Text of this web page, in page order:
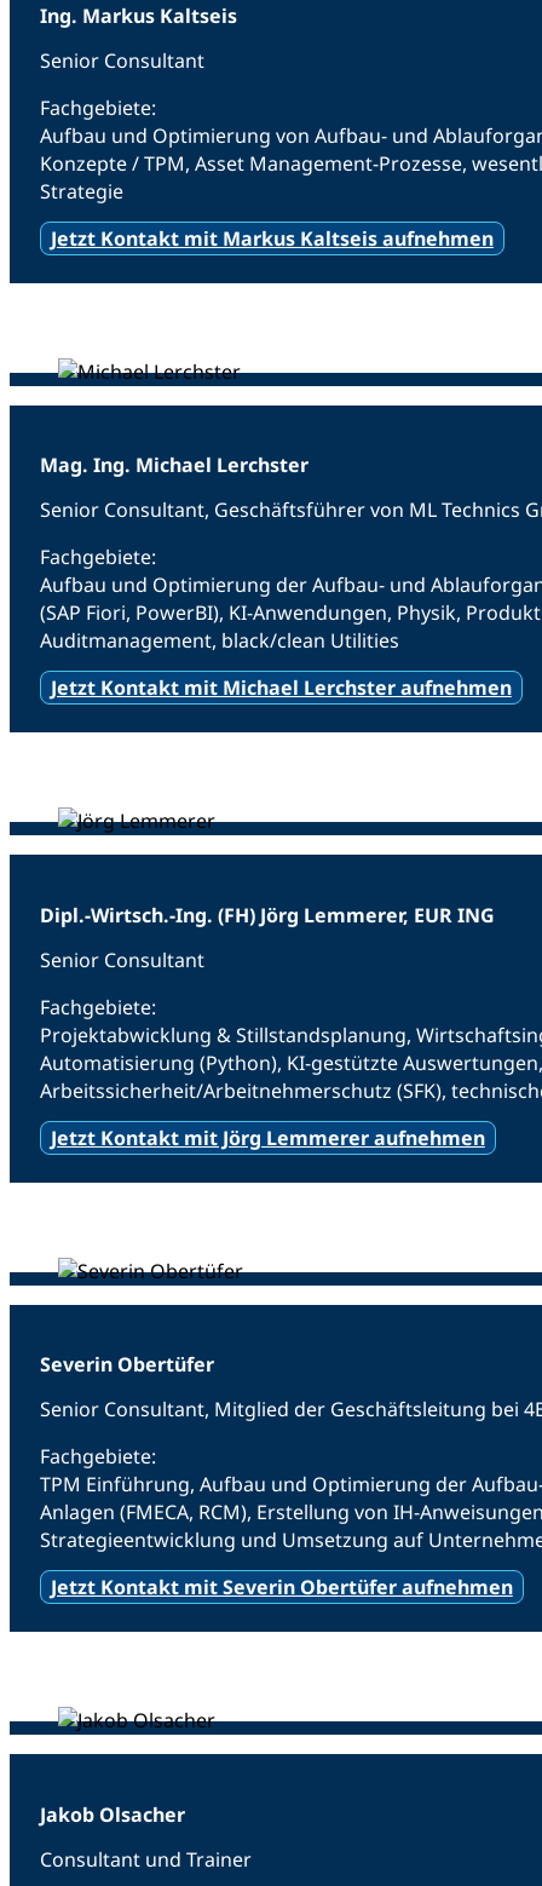
Ing. Markus Kaltseis
Senior Consultant
Fachgebiete:
Aufbau und Optimierung von Aufbau- und
Konzepte / TPM, Asset Management-Prozesse,
Strategie
Jetzt Kontakt mit Markus Kaltseis aufnehmen
Mag. Ing. Michael Lerchster
Senior Consultant, Geschäftsführer von ML Technics
Fachgebiete:
Aufbau und Optimierung der Aufbau- und
(SAP Fiori, PowerBI), KI-Anwendungen, Physik,
Auditmanagement, black/clean Utilities
Jetzt Kontakt mit Michael Lerchster aufnehmen
Dipl.-Wirtsch.-Ing. (FH) Jörg Lemmerer, EUR ING
Senior Consultant
Fachgebiete:
Projektabwicklung & Stillstandsplanung,
Automatisierung (Python), KI-gestützte
Arbeitssicherheit/Arbeitnehmerschutz (SFK),
Jetzt Kontakt mit Jörg Lemmerer aufnehmen
Severin Obertüfer
Senior Consultant, Mitglied der Geschäftsleitung bei
Fachgebiete:
TPM Einführung, Aufbau und Optimierung der
Anlagen (FMECA, RCM), Erstellung von IH-
Strategieentwicklung und Umsetzung auf
Jetzt Kontakt mit Severin Obertüfer aufnehmen
Jakob Olsacher
Consultant und Trainer